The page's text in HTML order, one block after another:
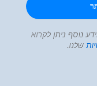
נוסף ניתן לקרוא
שלנו.